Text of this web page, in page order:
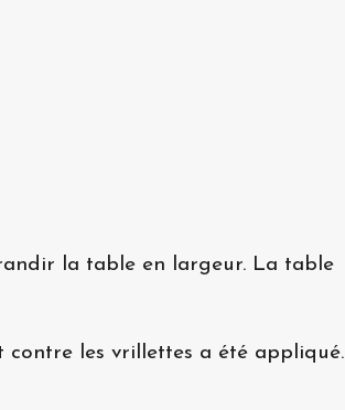
la table en largeur. La table
les vrillettes a été appliqué.